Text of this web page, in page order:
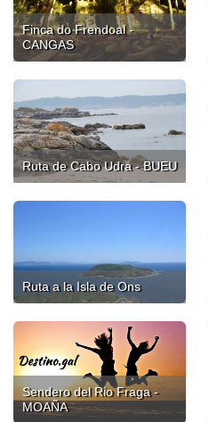
Finca do Frendoal -
CANGAS
Ruta de Cabo Udra - BUEU
Ruta a la Isla de Ons
Sendero del Rio Fraga -
MOAÑA